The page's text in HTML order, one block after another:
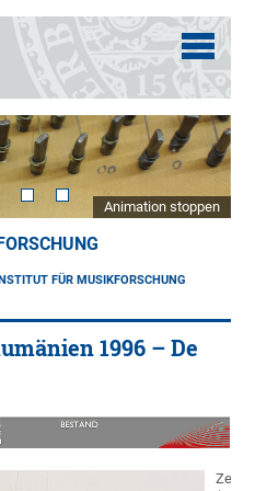
Animation stoppen
INSTITUT FÜR MUSIKFORSCHUNG
1996 – De
Zettel